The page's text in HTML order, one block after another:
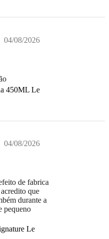
04/08/2026
450ML Le
04/08/2026
de fabrica
que
durante a
pequeno
Le